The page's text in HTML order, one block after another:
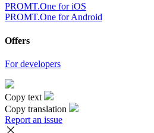
PROMT.One for iOS
PROMT.One for Android
Offers
For developers
Copy text
Copy translation
Report an issue